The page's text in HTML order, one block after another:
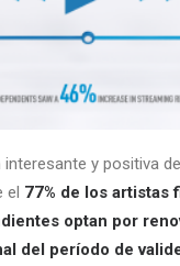
y positiva
el 77% de los artistas
optan por
del período de